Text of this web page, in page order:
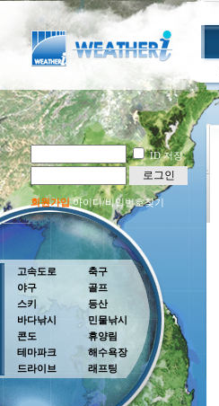
ID 저장
로그인
회원가입아이디/비밀번호찾기
고속도로
야구
스키
바다낚시
콘도
테마파크
드라이브
축구
골프
등산
민물낚시
휴양림
해수욕장
래프팅